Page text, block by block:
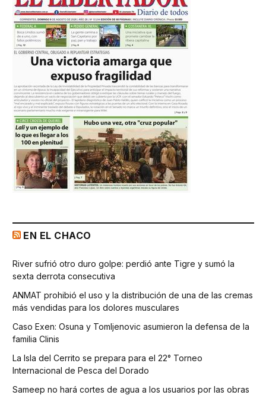
EN EL CHACO
River sufrió otro duro golpe: perdió ante Tigre y sumó la
sexta derrota consecutiva
ANMAT prohibió el uso y la distribución de una de las cremas
más vendidas para los dolores musculares
Caso Exen: Osuna y Tomljenovic asumieron la defensa de la
familia Clinis
La Isla del Cerrito se prepara para el 22° Torneo
Internacional de Pesca del Dorado
Sameep no hará cortes de agua a los usuarios por las obras